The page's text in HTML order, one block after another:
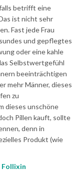
betrifft eine
ist nicht sehr
Fast jede Frau
und gepflegtes
oder eine kahle
Selbstwertgefühl
beeinträchtigen
mehr Männer, dieses
zu
dieses unschöne
Pillen kauft, sollte
denn in
Produkt (wie
Follixin